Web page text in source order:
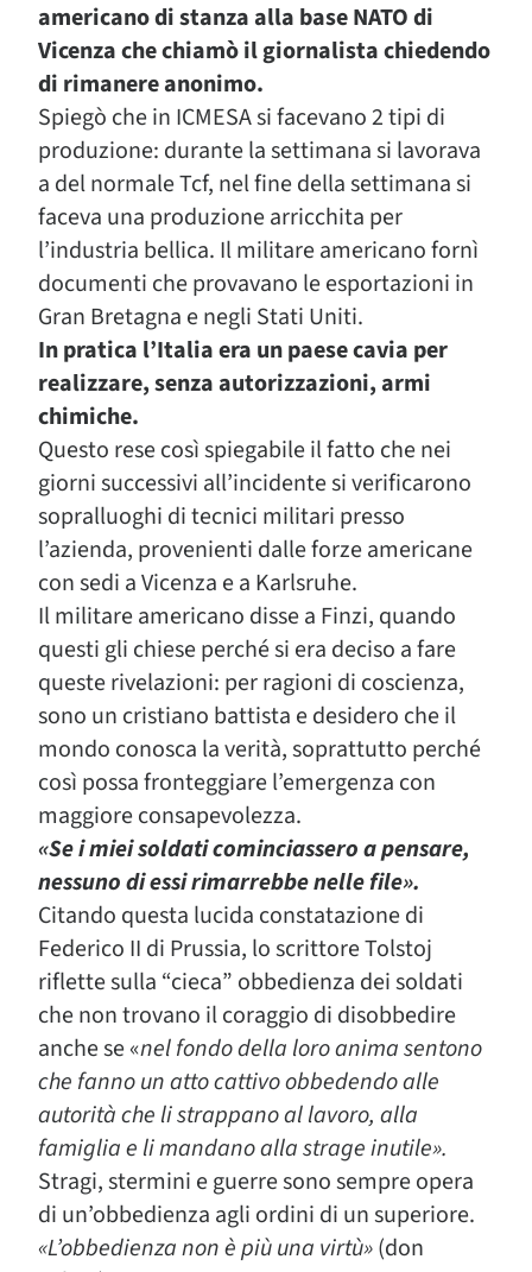
americano di stanza alla base NATO di
Vicenza che chiamò il giornalista chiedendo
di rimanere anonimo.
Spiegò che in ICMESA si facevano 2 tipi di
produzione: durante la settimana si lavorava
a del normale Tcf, nel fine della settimana si
faceva una produzione arricchita per
l’industria bellica. Il militare americano fornì
documenti che provavano le esportazioni in
Gran Bretagna e negli Stati Uniti.
In pratica l’Italia era un paese cavia per
realizzare, senza autorizzazioni, armi
chimiche.
Questo rese così spiegabile il fatto che nei
giorni successivi all’incidente si verificarono
sopralluoghi di tecnici militari presso
l’azienda, provenienti dalle forze americane
con sedi a Vicenza e a Karlsruhe.
Il militare americano disse a Finzi, quando
questi gli chiese perché si era deciso a fare
queste rivelazioni: per ragioni di coscienza,
sono un cristiano battista e desidero che il
mondo conosca la verità, soprattutto perché
così possa fronteggiare l’emergenza con
maggiore consapevolezza.
«Se i miei soldati cominciassero a pensare,
nessuno di essi rimarrebbe nelle file».
Citando questa lucida constatazione di
Federico II di Prussia, lo scrittore Tolstoj
riflette sulla “cieca” obbedienza dei soldati
che non trovano il coraggio di disobbedire
anche se «nel fondo della loro anima sentono
che fanno un atto cattivo obbedendo alle
autorità che li strappano al lavoro, alla
famiglia e li mandano alla strage inutile».
Stragi, stermini e guerre sono sempre opera
di un’obbedienza agli ordini di un superiore.
«L’obbedienza non è più una virtù»(don